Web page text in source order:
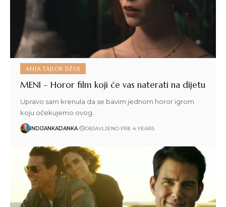
ANJA TAJLOR DŽOJ
MENI – Horor film koji će vas naterati na dijetu
Upravo sam krenula da se bavim jednom horor igrom
koju očekujemo ovog…
INDIJANKADANKA OBJAVLJENO PRE 4 YEARS